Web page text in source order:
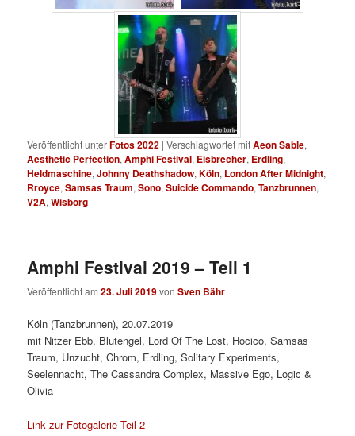
Veröffentlicht unterFotos 2022 |Verschlagwortet mitAeon Sable,
Aesthetic Perfection,Amphi Festival, Eisbrecher, Erdling,
Heldmaschine,Johnny Deathshadow,Köln, London After Midnight,
Rroyce,Samsas Traum,Sono,Suicide Commando,Tanzbrunnen,
V2A,Wisborg
Amphi Festival 2019 – Teil 1
Veröffentlicht am23. Juli 2019vonSven Bähr
Köln (Tanzbrunnen), 20.07.2019
mit Nitzer Ebb, Blutengel, Lord Of The Lost, Hocico, Samsas
Traum, Unzucht, Chrom, Erdling, Solitary Experiments,
Seelennacht, The Cassandra Complex, Massive Ego, Logic &
Olivia
Link zur Fotogalerie Teil 2